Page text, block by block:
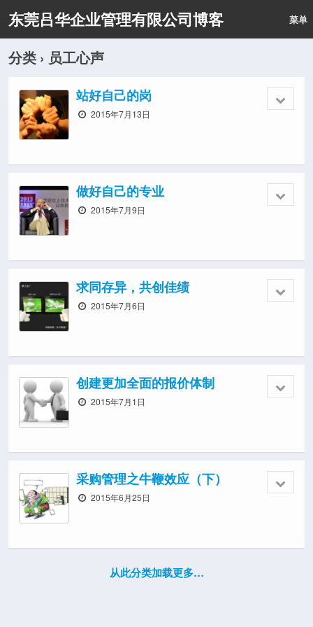
东莞吕华企业管理有限公司博客 菜单
分类 › 员工心声
站好自己的岗
2015年7月13日
做好自己的专业
2015年7月9日
求同存异，共创佳绩
2015年7月6日
创建更加全面的报价体制
2015年7月1日
采购管理之牛鞭效应（下）
2015年6月25日
从此分类加载更多…